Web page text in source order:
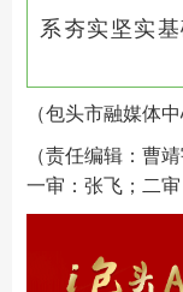
系夯实坚实基
（包头市融媒体
（责任编辑：曹
一审：张飞；二审